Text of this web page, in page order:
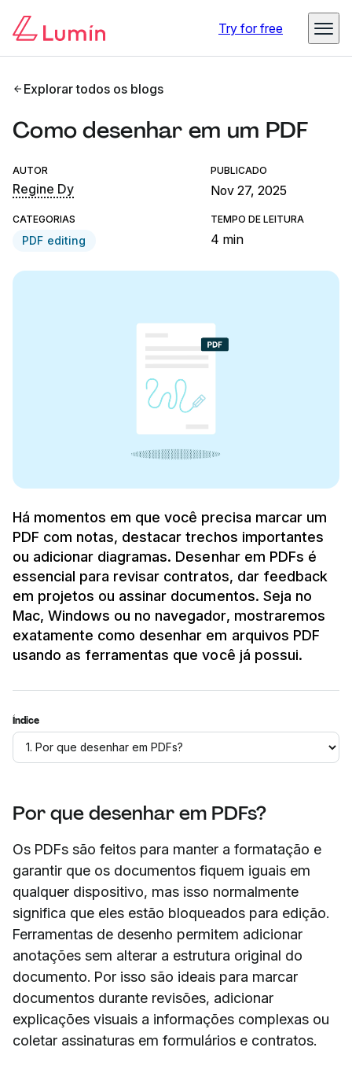
Try for free
Explorar todos os blogs
Como desenhar em um PDF
AUTOR
Regine Dy
PUBLICADO
Nov 27, 2025
CATEGORIAS
PDF editing
TEMPO DE LEITURA
4 min
Há momentos em que você precisa marcar um
PDF com notas, destacar trechos importantes
ou adicionar diagramas. Desenhar em PDFs é
essencial para revisar contratos, dar feedback
em projetos ou assinar documentos. Seja no
Mac, Windows ou no navegador, mostraremos
exatamente como desenhar em arquivos PDF
usando as ferramentas que você já possui.
Índice
Por que desenhar em PDFs?
Os PDFs são feitos para manter a formatação e
garantir que os documentos fiquem iguais em
qualquer dispositivo, mas isso normalmente
significa que eles estão bloqueados para edição.
Ferramentas de desenho permitem adicionar
anotações sem alterar a estrutura original do
documento. Por isso são ideais para marcar
documentos durante revisões, adicionar
explicações visuais a informações complexas ou
coletar assinaturas em formulários e contratos.